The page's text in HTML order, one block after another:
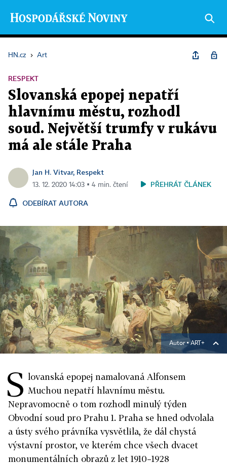
HN.cz › Art
RESPEKT
Slovanská epopej nepatří
hlavnímu městu, rozhodl
soud. Největší trumfy v rukávu
má ale stále Praha
Jan H. Vitvar, Respekt
13. 12. 2020 14:03 ▪ 4 min. čtení PŘEHRÁT ČLÁNEK
ODEBÍRAT AUTORA
Autor ▪ART+
S lovanská epopej namalovaná Alfonsem
Muchou nepatří hlavnímu městu.
Nepravomocně o tom rozhodl minulý týden
Obvodní soud pro Prahu 1. Praha se hned odvolala
a ústy svého právníka vysvětlila, že dál chystá
výstavní prostor, ve kterém chce všech dvacet
monumentálních obrazů z let 1910–1928